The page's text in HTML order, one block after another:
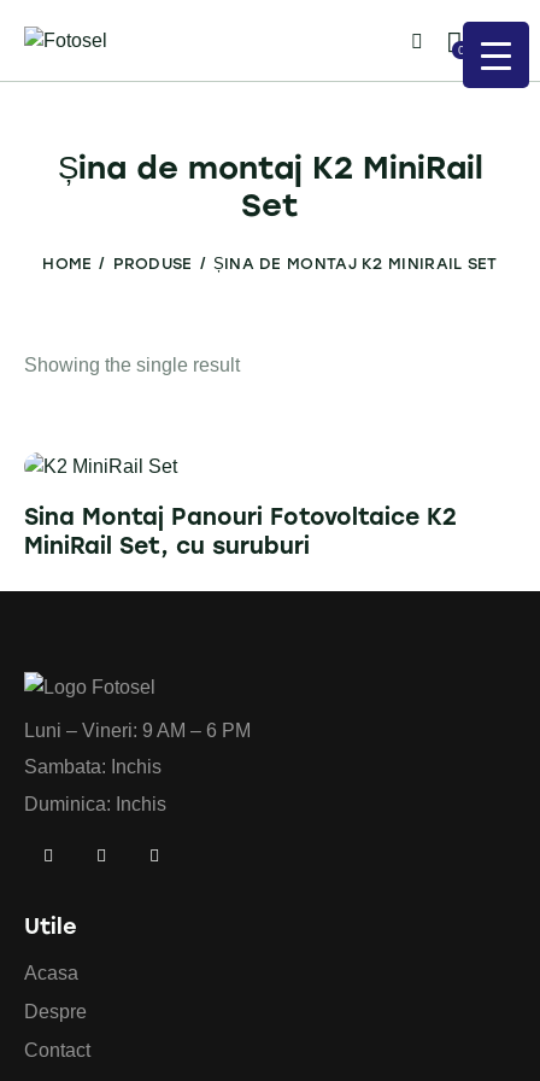
0
Șina de montaj K2 MiniRail
Set
HOME PRODUSE ȘINA DE MONTAJ K2 MINIRAIL SET
Showing the single result
Sina Montaj Panouri Fotovoltaice K2
MiniRail Set, cu suruburi
Luni – Vineri: 9 AM – 6 PM
Sambata: Inchis
Duminica: Inchis
Utile
Acasa
Despre
Contact